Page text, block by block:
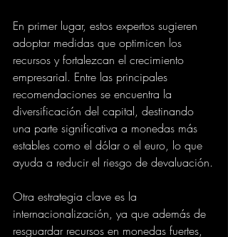
En primer lugar, estos expertos sugieren
adoptar medidas que optimicen los
recursos y fortalezcan el crecimiento
empresarial. Entre las principales
recomendaciones se encuentra la
diversificación del capital, destinando
una parte significativa a monedas más
estables como el dólar o el euro, lo que
ayuda a reducir el riesgo de devaluación.
Otra estrategia clave es la
internacionalización, ya que además de
resguardar recursos en monedas fuertes,